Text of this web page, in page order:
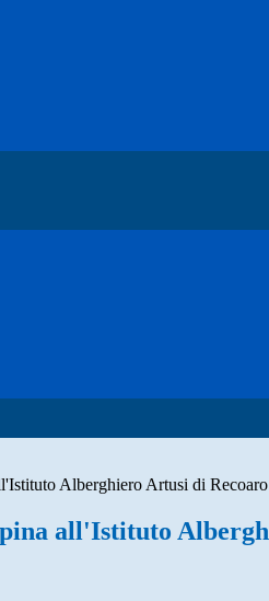
Alberghiero Artusi di Recoaro
all'Istituto